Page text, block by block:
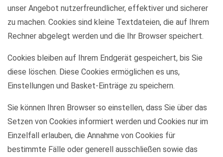
unser Angebot nutzerfreundlicher, effektiver und sicherer
zu machen. Cookies sind kleine Textdateien, die auf Ihrem
Rechner abgelegt werden und die Ihr Browser speichert.
Cookies bleiben auf Ihrem Endgerät gespeichert, bis Sie
diese löschen. Diese Cookies ermöglichen es uns,
Einstellungen und Basket-Einträge zu speichern.
Sie können Ihren Browser so einstellen, dass Sie über das
Setzen von Cookies informiert werden und Cookies nur im
Einzelfall erlauben, die Annahme von Cookies für
bestimmte Fälle oder generell ausschließen sowie das